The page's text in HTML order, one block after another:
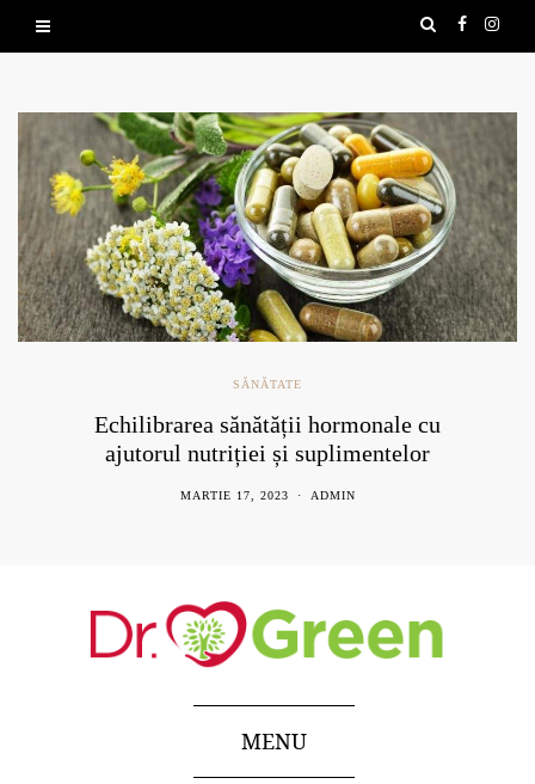
SĂNĂTATE
Echilibrarea sănătății hormonale cu
ajutorul nutriției și suplimentelor
MARTIE 17, 2023 ADMIN
MENU